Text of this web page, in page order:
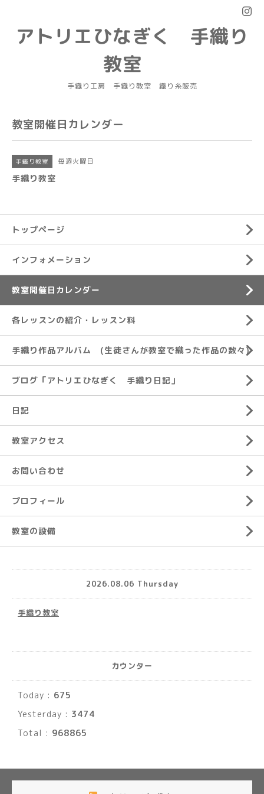
アトリエひなぎく 手織り
教室
手織り工房 手織り教室 織り糸販売
教室開催日カレンダー
手織り教室 毎週火曜日
手織り教室
トップページ
インフォメーション
教室開催日カレンダー
各レッスンの紹介・レッスン料
手織り作品アルバム (生徒さんが教室で織った作品の数々)
ブログ「アトリエひなぎく 手織り日記」
日記
教室アクセス
お問い合わせ
プロフィール
教室の設備
2026.08.06 Thursday
手織り教室
カウンター
Today : 675
Yesterday : 3474
Total : 968865